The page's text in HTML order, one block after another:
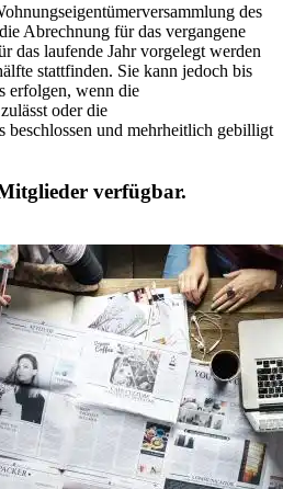
des
Abrechnung für das vergangene
das laufende Jahr vorgelegt werden
stattfinden. Sie kann jedoch bis
erfolgen, wenn die
oder die
beschlossen und mehrheitlich gebilligt
verfügbar.